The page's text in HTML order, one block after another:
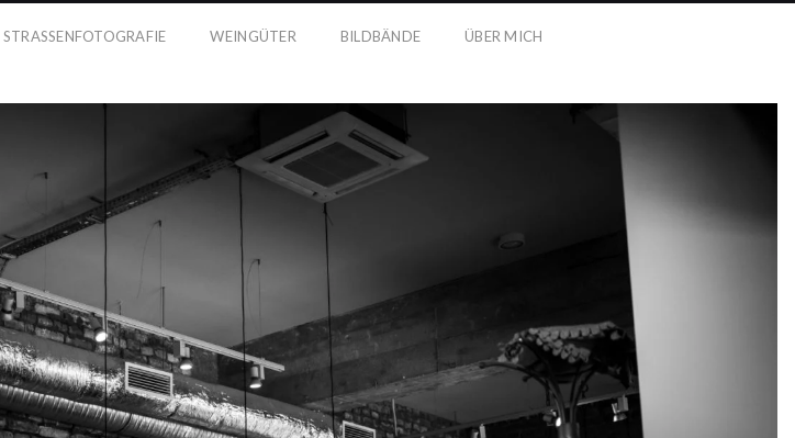
STRASSENFOTOGRAFIE WEINGÜTER BILDBÄNDE
ÜBER MICH